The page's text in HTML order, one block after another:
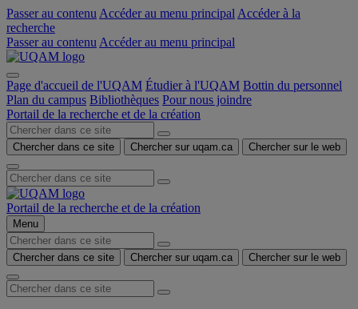
Passer au contenu Accéder au menu principal Accéder à la
recherche
Passer au contenu Accéder au menu principal
Page d'accueil de l'UQAM Étudier à l'UQAM Bottin du personnel
Plan du campus Bibliothèques Pour nous joindre
Portail de la recherche et de la création
Chercher dans ce site Chercher sur uqam.ca Chercher sur le web
Portail de la recherche et de la création
Menu
Chercher dans ce site Chercher sur uqam.ca Chercher sur le web